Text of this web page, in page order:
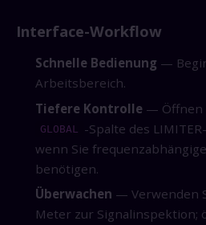
Interface-Workflow
Schnelle Bedienung —
Arbeitsbereich.
Tiefere Kontrolle — Öffnen
GLOBAL -Spalte des
wenn Sie
benötigen.
Überwachen — Verwenden
Meter zur Signalinspektion;